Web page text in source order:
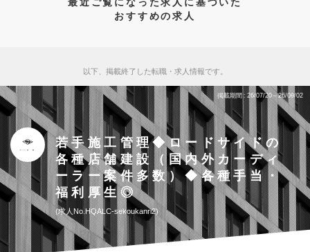
おすすめの求人
以下、掲載終了した転職・求人情報です。
掲載期間 26/07/20～26/08/02
若手施工管理◆ロードサイドの
各種店舗建設（国内外カーディ
ーラー案件多数）◆各種手当・
福利厚生◎
求人No.HQALC-sekoukanri2